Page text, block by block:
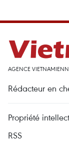
AGENCE
Rédacteur en
Propriété
RSS